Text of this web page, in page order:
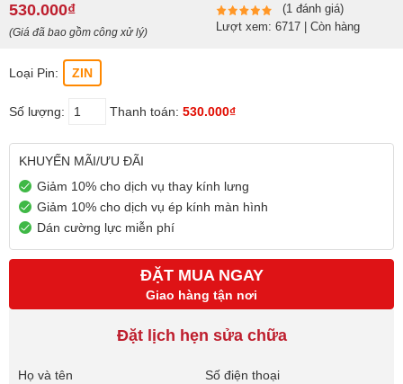
530.000₫
(Giá đã bao gồm công xử lý)
(1 đánh giá)
Lượt xem: 6717 | Còn hàng
Loại Pin: ZIN
Số lượng: Thanh toán: 530.000₫
KHUYẾN MÃI/ƯU ĐÃI
Giảm 10% cho dịch vụ thay kính lưng
Giảm 10% cho dịch vụ ép kính màn hình
Dán cường lực miễn phí
ĐẶT MUA NGAY
Giao hàng tận nơi
Đặt lịch hẹn sửa chữa
Họ và tên Số điện thoại